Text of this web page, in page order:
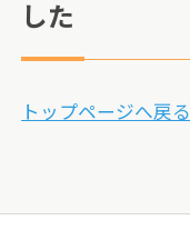
した
トップページへ戻る